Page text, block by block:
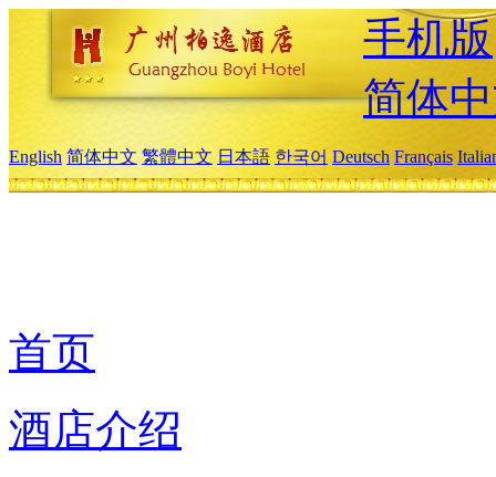
手机版
简体
English 简体中文 繁體中文 日本語 한국어 Deutsch Français
首页
酒店介绍